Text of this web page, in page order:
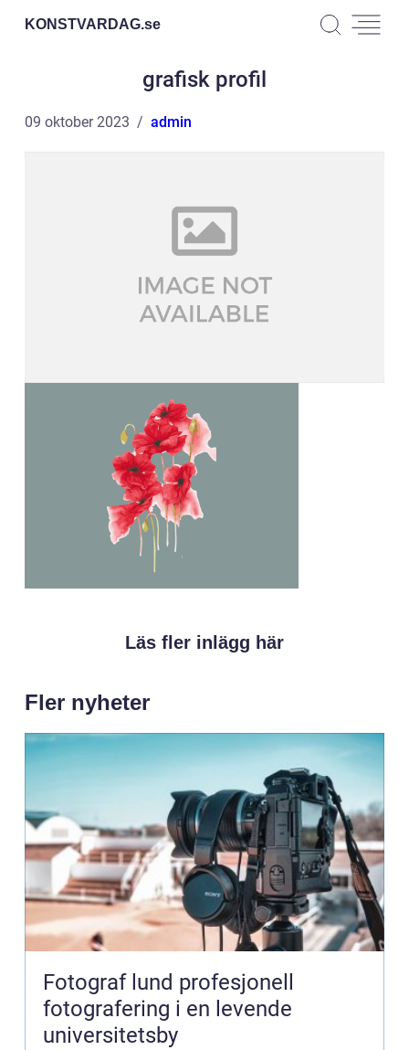
KONSTVARDAG.se
grafisk profil
09 oktober 2023 admin
Läs fler inlägg här
Fler nyheter
Fotograf lund profesjonell
fotografering i en levende
universitetsby